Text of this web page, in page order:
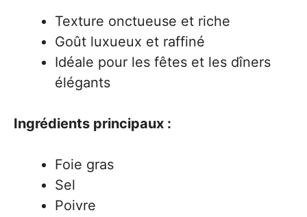
Texture onctueuse et riche
Goût luxueux et raffiné
Idéale pour les fêtes et les dîners
élégants
Ingrédients principaux :
Foie gras
Sel
Poivre